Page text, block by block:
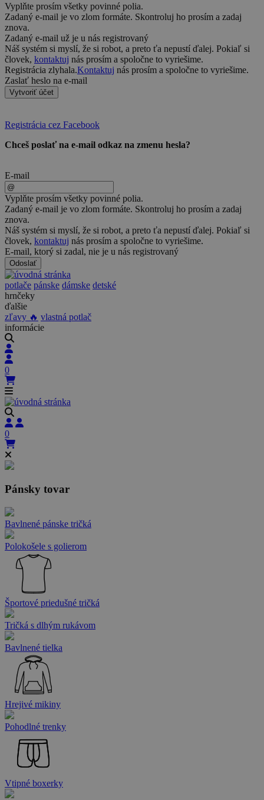
Vyplňte prosím všetky povinné polia.
Zadaný e-mail je vo zlom formáte. Skontroluj ho prosím a zadaj
znova.
Zadaný e-mail už je u nás registrovaný
Náš systém si myslí, že si robot, a preto ťa nepustí ďalej. Pokiaľ si
človek, kontaktuj nás prosím a spoločne to vyriešime.
Registrácia zlyhala.Kontaktuj nás prosím a spoločne to vyriešime.
Zaslať heslo na e-mail
Vytvoriť účet
Registrácia cez Facebook
Chceš poslať na e-mail odkaz na zmenu hesla?
E-mail
Vyplňte prosím všetky povinné polia.
Zadaný e-mail je vo zlom formáte. Skontroluj ho prosím a zadaj
znova.
Náš systém si myslí, že si robot, a preto ťa nepustí ďalej. Pokiaľ si
človek, kontaktuj nás prosím a spoločne to vyriešime.
E-mail, ktorý si zadal, nie je u nás registrovaný
Odoslať
potlače pánske dámske detské
hrnčeky
ďalšie
zľavy 🔥 vlastná potlač
informácie
0
0
Pánsky tovar
Bavlnené pánske tričká
Polokošele s golierom
Športové priedušné tričká
Tričká s dlhým rukávom
Bavlnené tielka
Hrejivé mikiny
Pohodlné trenky
Vtipné boxerky